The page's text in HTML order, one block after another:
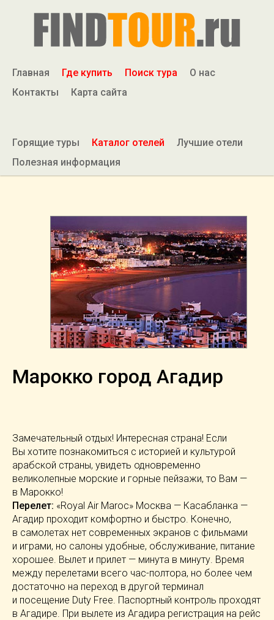
Главная Где купить Поиск тура
О нас
Контакты
Карта сайта
Горящие туры Каталог отелей
Лучшие отели
Полезная информация
Марокко город Агадир
Замечательный отдых! Интересная страна! Если
Вы хотите познакомиться с историей и культурой
арабской страны, увидеть одновременно
великолепные морские и горные пейзажи, то Вам —
в Марокко!
Перелет: «Royal Air Maroc» Москва — Касабланка —
Агадир проходит комфортно и быстро. Конечно,
в самолетах нет современных экранов с фильмами
и играми, но салоны удобные, обслуживание, питание
хорошее. Вылет и прилет — минута в минуту. Время
между перелетами всего час-полтора, но более чем
достаточно на переход в другой терминал
и посещение Duty Free. Паспортный контроль проходят
в Агадире. При вылете из Агадира регистрация на рейс